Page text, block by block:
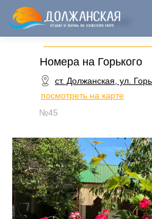
Номера на Горького
ст. Должанская, ул.
Назад к списку
посмотреть на карте
№45